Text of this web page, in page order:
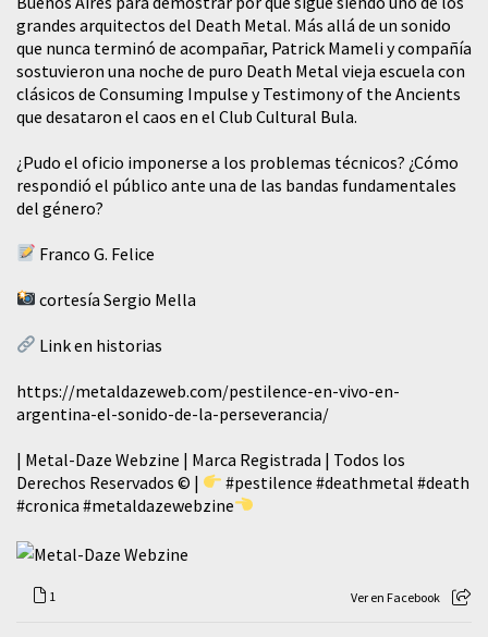
grandes arquitectos del Death Metal. Más allá de un sonido
que nunca terminó de acompañar, Patrick Mameli y compañía
sostuvieron una noche de puro Death Metal vieja escuela con
clásicos de Consuming Impulse y Testimony of the Ancients
que desataron el caos en el Club Cultural Bula.
¿Pudo el oficio imponerse a los problemas técnicos? ¿Cómo
respondió el público ante una de las bandas fundamentales
del género?
Franco G. Felice
cortesía Sergio Mella
Link en historias
https://metaldazeweb.com/pestilence-en-vivo-en-
argentina-el-sonido-de-la-perseverancia/
| Metal-Daze Webzine | Marca Registrada | Todos los
Derechos Reservados © |
#pestilence #deathmetal #death
#cronica #metaldazewebzine
1 Ver en Facebook